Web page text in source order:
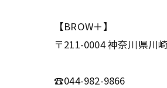
【BROW＋】
〒211-0004 神奈川県川
☎044-982-9866